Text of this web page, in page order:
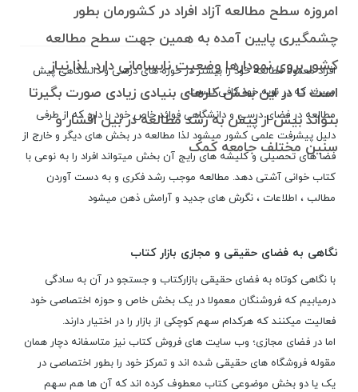
امروزه سطح مطالعه آزاد افراد در کشورمان بطور
چشمگیری پایین آمده به همین جهت سطح مطالعه
کشور بروی نمودارها وضعیت نابسامانی دارد. لذا نیاز
است تا در این بخش کارهای بنیادی زیادی صورت بگیرتا
بتواند بیش از پیش به رشد مطالعه در بین اقشار و
سنین مختلف جامعه کمک
افراد معمولا مطالعه خود را بیشتر در حوزه های درسی و دانشگاهی پیش
میبرند که در نوبه خود کافی نیست.
مطالعه در فضای درسی و دانشگاهی فوائد خاص خود را دارد که از طرفی
دلیل پیشرفت علمی کشور میشود لذا مطالعه در بخش های دیگر و خارج از
فضا های تحصیلی و کلیشه های رایج آن بخش میتواند افراد را به نوعی با
کتاب خوانی آشتی دهد. مطالعه موجب رشد فکری و به دست آوردن
مطالب ، اطلاعات ، نگرش های جدید و آرامش ذهن میشود
نگاهی به فضای حقیقی و مجازی بازار کتاب
با نگاهی کوتاه به فضای حقیقی بازارکتاب و جستجو در آن به سادگی
درمیابیم که فروشنگان معمولا در یک بخش خاص و حوزه اختصاصی خود
فعالیت میکنند که هرکدام سهم کوچکی از بازار را در اختیار دارند.
اما در فضای مجازی؛ وب سایت های فروش کتاب نیز متاسفانه دچار همان
مقوله فروشگاه های حقیقی شده اند و تمرکز خود را بطور اختصاصی در
یک یا دو بخش موضوعی کتاب معطوف کرده اند که آن ها هم سهم